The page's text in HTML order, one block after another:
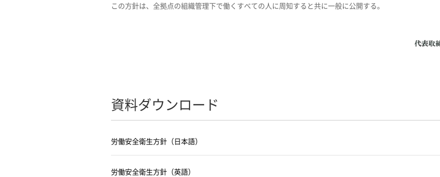
この方針は、全拠点の組織管理下で働くすべての人に周知すると共に一般に公開する。
資料ダウンロード
労働安全衛生方針（日本語）
労働安全衛生方針（英語）